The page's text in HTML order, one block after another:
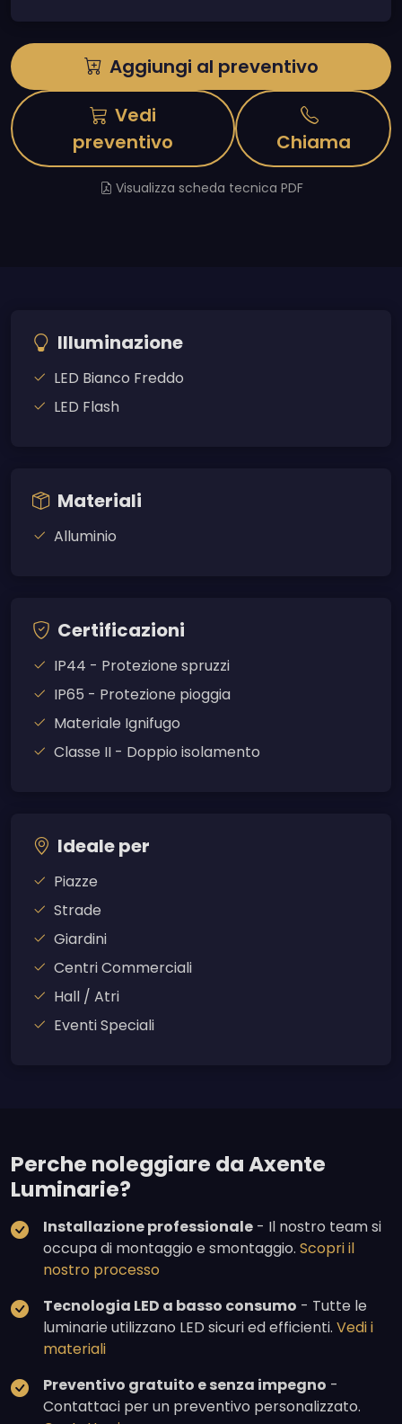
Aggiungi al preventivo
Vedi
preventivo
Chiama
Visualizza scheda tecnica PDF
Illuminazione
LED Bianco Freddo
LED Flash
Materiali
Alluminio
Certificazioni
IP44 - Protezione spruzzi
IP65 - Protezione pioggia
Materiale Ignifugo
Classe II - Doppio isolamento
Ideale per
Piazze
Strade
Giardini
Centri Commerciali
Hall / Atri
Eventi Speciali
Perche noleggiare da Axente
Luminarie?
Installazione professionale - Il nostro team si
occupa di montaggio e smontaggio. Scopri il
nostro processo
Tecnologia LED a basso consumo - Tutte le
luminarie utilizzano LED sicuri ed efficienti. Vedi i
materiali
Preventivo gratuito e senza impegno -
Contattaci per un preventivo personalizzato.